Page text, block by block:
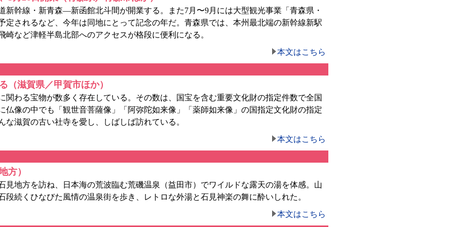
幹線・新青森—新函館北斗間が開業する。また7月〜9月には大型観光事業「青森県・
定されるなど、今年は同地にとって記念の年だ。青森県では、本州最北端の新幹線新駅
など津軽半島北部へのアクセスが格段に便利になる。
本文はこちら
（滋賀県／甲賀市ほか）
わる宝物が数多く存在している。その数は、国宝を含む重要文化財の指定件数で全国
仏像の中でも「観世音菩薩像」「阿弥陀如来像」「薬師如来像」の国指定文化財の指定
滋賀の古い社寺を愛し、しばしば訪れている。
本文はこちら
方）
地方を訪ね、日本海の荒波臨む荒磯温泉（益田市）でワイルドな露天の湯を体感。山
続くひなびた風情の温泉街を歩き、レトロな外湯と石見神楽の舞に酔いしれた。
本文はこちら